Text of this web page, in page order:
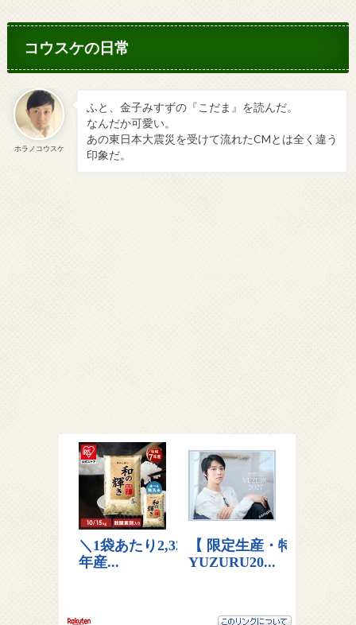
コウスケの日常
ホラノコウスケ
ふと、金子みすずの『こだま』を読んだ。
なんだか可愛い。
あの東日本大震災を受けて流れたCMとは全く違う
印象だ。